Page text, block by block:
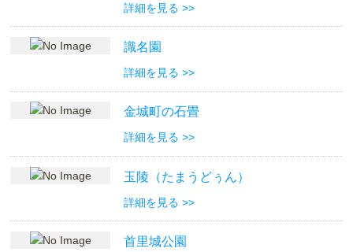
詳細を見る >>
識名園
詳細を見る >>
金城町の石畳
詳細を見る >>
玉陵（たまうどぅん）
詳細を見る >>
首里城公園